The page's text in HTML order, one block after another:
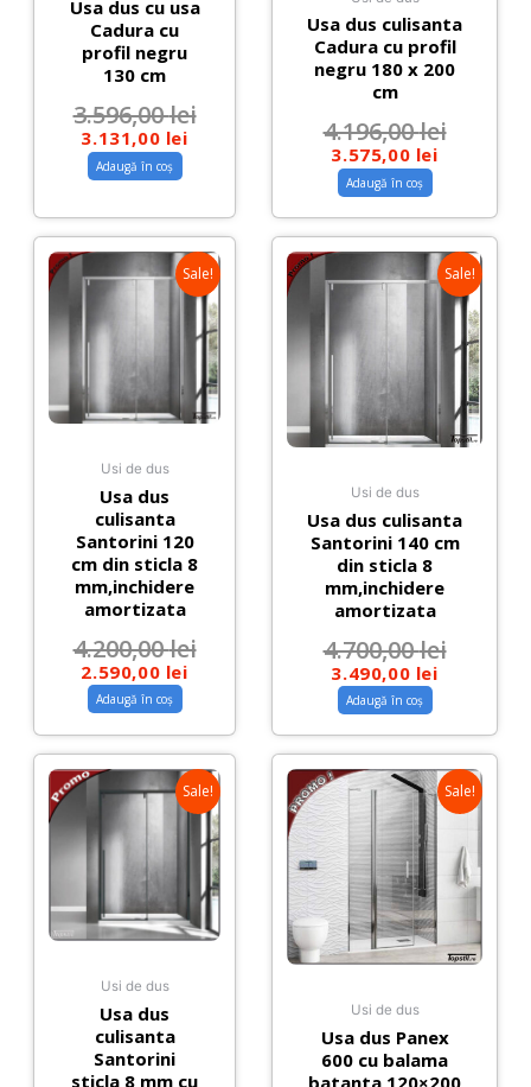
Usa dus cu usa
Cadura cu
profil negru
130 cm
3.596,00lei
3.131,00 lei
Adaugă în coș
Usa dus culisanta
Cadura cu profil
negru 180 x 200
cm
4.196,00lei
3.575,00 lei
Adaugă în coș
Sale!
Usi de dus
Usa dus
culisanta
Santorini 120
cm din sticla 8
mm,inchidere
amortizata
4.200,00lei
2.590,00 lei
Adaugă în coș
Sale!
Usi de dus
Usa dus culisanta
Santorini 140 cm
din sticla 8
mm,inchidere
amortizata
4.700,00lei
3.490,00 lei
Adaugă în coș
Sale!
Usi de dus
Usa dus
culisanta
Santorini
sticla 8 mm cu
Sale!
Usi de dus
Usa dus Panex
600 cu balama
batanta 120×200